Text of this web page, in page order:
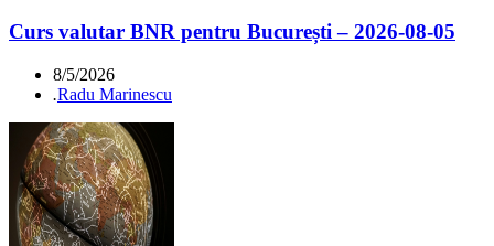
Curs valutar BNR pentru București – 2026-08-05
8/5/2026
.Radu Marinescu